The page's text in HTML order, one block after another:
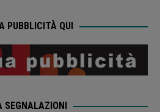
PUBBLICITÀ QUI
SEGNALAZIONI